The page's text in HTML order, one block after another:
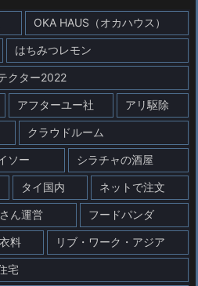
OKA HAUS（オカハウス）
はちみつレモン
クター2022
アフターユー社 アリ駆除
クラウドルーム
ソー シラチャの酒屋
タイ国内 ネットで注文
ん運営 フードパンダ
料 リブ・ワーク・アジア
宅